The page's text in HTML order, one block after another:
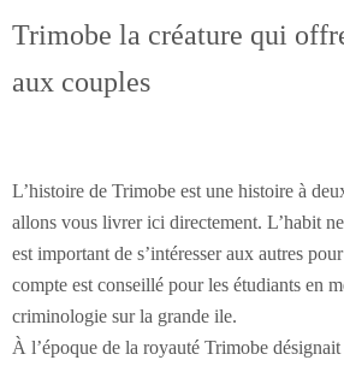
Trimobe la créature qui
aux couples
L’histoire de Trimobe est une histoire à
allons vous livrer ici directement. L’habit
est important de s’intéresser aux autres
compte est conseillé pour les étudiants en
criminologie sur la grande ile.
À l’époque de la royauté Trimobe